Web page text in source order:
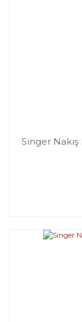
Singer Nakış